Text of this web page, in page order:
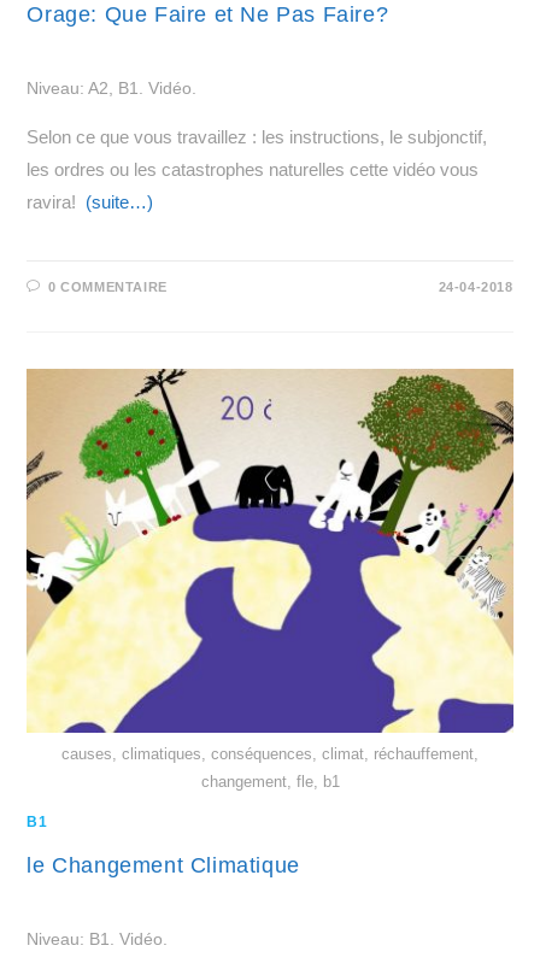
Orage: Que Faire et Ne Pas Faire?
Niveau: A2, B1. Vidéo.
Selon ce que vous travaillez : les instructions, le subjonctif,
les ordres ou les catastrophes naturelles cette vidéo vous
ravira! (suite…)
0 COMMENTAIRE 24-04-2018
causes, climatiques, conséquences, climat, réchauffement,
changement, fle, b1
B1
le Changement Climatique
Niveau: B1. Vidéo.